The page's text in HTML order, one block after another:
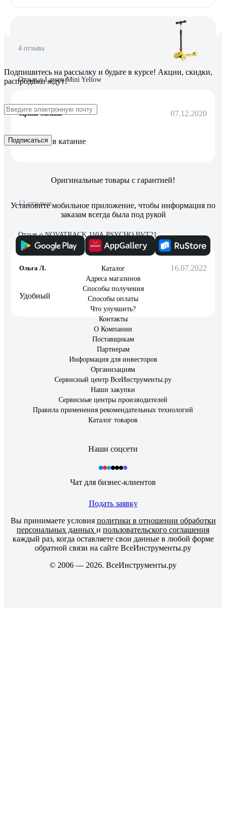
4 отзыва
Отзыв о Larsen Mini Yellow
Ирина Салина 07.12.2020
Удобный в катание
12 отзывов
Отзыв о NOVATRACK 110A.PSYCHO.BVT21
Ольга Л. 16.07.2022
Удобный
Подпишитесь на рассылку и будьте в курсе! Акции, скидки,
распродажи ждут!
Подписаться
Оригинальные товары с гарантией!
Установите мобильное приложение, чтобы информация по
заказам всегда была под рукой
Каталог
Адреса магазинов
Способы получения
Способы оплаты
Что улучшить?
Контакты
О Компании
Поставщикам
Партнерам
Информация для инвесторов
Организациям
Сервисный центр ВсеИнструменты.ру
Наши закупки
Сервисные центры производителей
Правила применения рекомендательных технологий
Каталог товаров
Наши соцсети
Чат для бизнес-клиентов
Подать заявку
Вы принимаете условия политики в отношении обработки
персональных данных и пользовательского соглашения
каждый раз, когда оставляете свои данные в любой форме
обратной связи на сайте ВсеИнструменты.ру
© 2006 — 2026. ВсеИнструменты.ру